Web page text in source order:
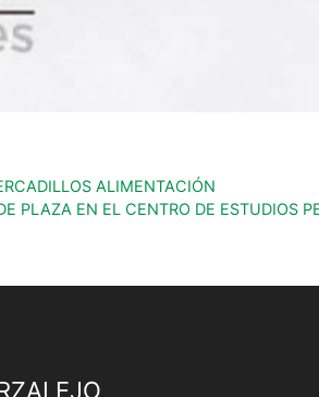
ALIMENTACIÓN
PLAZA EN EL CENTRO DE ESTUDIOS